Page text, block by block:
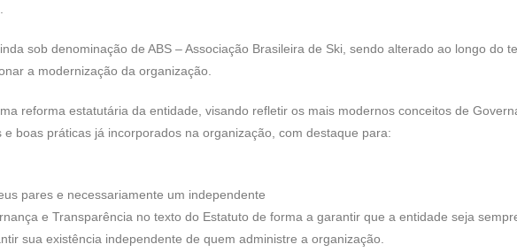
sob denominação de ABS – Associação Brasileira de Ski, sendo alterado ao longo do
a modernização da organização.
reforma estatutária da entidade, visando refletir os mais modernos conceitos de
boas práticas já incorporados na organização, com destaque para:
pares e necessariamente um independente
e Transparência no texto do Estatuto de forma a garantir que a entidade seja
sua existência independente de quem administre a organização.